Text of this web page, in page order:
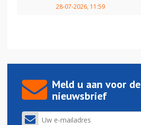
28-07-2026, 11:59
Meld u aan voor de
nieuwsbrief